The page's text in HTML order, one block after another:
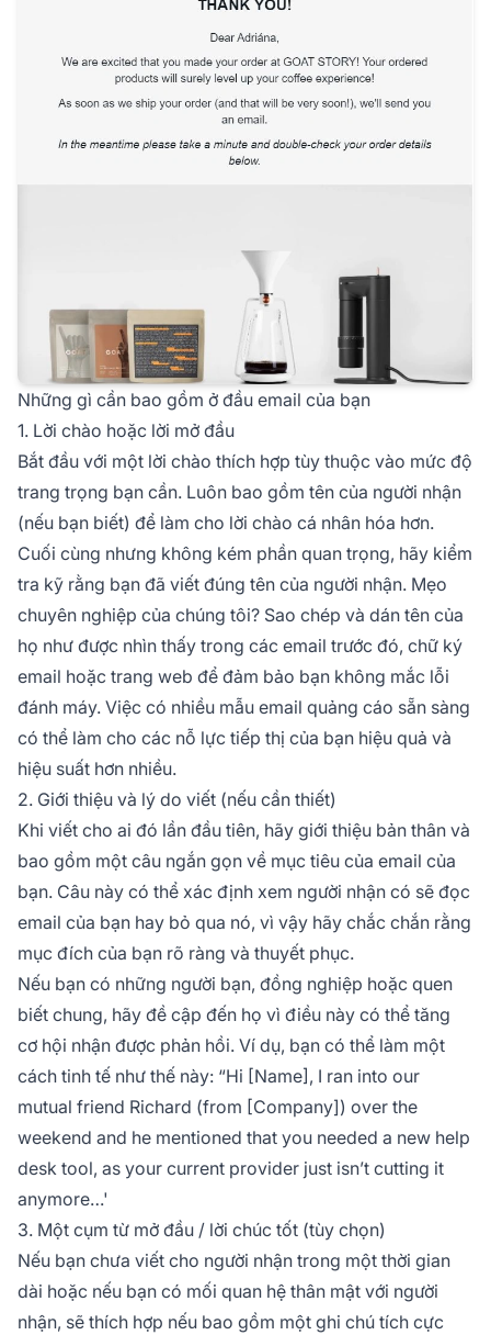
Những gì cần bao gồm ở đầu email của bạn
1. Lời chào hoặc lời mở đầu
Bắt đầu với một lời chào thích hợp tùy thuộc vào mức độ
trang trọng bạn cần. Luôn bao gồm tên của người nhận
(nếu bạn biết) để làm cho lời chào cá nhân hóa hơn.
Cuối cùng nhưng không kém phần quan trọng, hãy kiểm
tra kỹ rằng bạn đã viết đúng tên của người nhận. Mẹo
chuyên nghiệp của chúng tôi? Sao chép và dán tên của
họ như được nhìn thấy trong các email trước đó, chữ ký
email hoặc trang web để đảm bảo bạn không mắc lỗi
đánh máy. Việc có nhiều mẫu email quảng cáo sẵn sàng
có thể làm cho các nỗ lực tiếp thị của bạn hiệu quả và
hiệu suất hơn nhiều.
2. Giới thiệu và lý do viết (nếu cần thiết)
Khi viết cho ai đó lần đầu tiên, hãy giới thiệu bản thân và
bao gồm một câu ngắn gọn về mục tiêu của email của
bạn. Câu này có thể xác định xem người nhận có sẽ đọc
email của bạn hay bỏ qua nó, vì vậy hãy chắc chắn rằng
mục đích của bạn rõ ràng và thuyết phục.
Nếu bạn có những người bạn, đồng nghiệp hoặc quen
biết chung, hãy đề cập đến họ vì điều này có thể tăng
cơ hội nhận được phản hồi. Ví dụ, bạn có thể làm một
cách tinh tế như thế này: “Hi [Name], I ran into our
mutual friend Richard (from [Company]) over the
weekend and he mentioned that you needed a new help
desk tool, as your current provider just isn’t cutting it
anymore…'
3. Một cụm từ mở đầu / lời chúc tốt (tùy chọn)
Nếu bạn chưa viết cho người nhận trong một thời gian
dài hoặc nếu bạn có mối quan hệ thân mật với người
nhận, sẽ thích hợp nếu bao gồm một ghi chú tích cực